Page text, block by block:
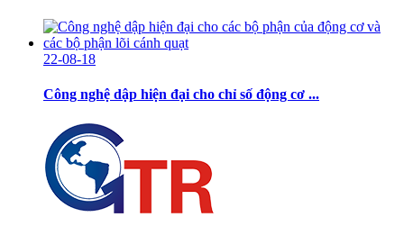
22-08-18
Công nghệ dập hiện đại cho chỉ số động cơ ...